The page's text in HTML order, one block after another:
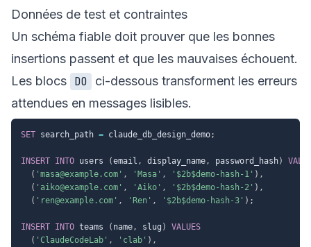
Données de test et contraintes
Un schéma fiable doit prouver que les bonnes
insertions passent et que les mauvaises échouent.
Les blocs DO
ci-dessous transforment les erreurs
attendues en messages lisibles.
SET search_path = claude_db_design_demo;
INSERT INTO users (email , display_name, password_hash)
( 'masa@example.com' , 'Masa' , '$2b$demo-hash-1' ) ,
( 'aiko@example.com' , 'Aiko' , '$2b$demo-hash-2' ) ,
( 'ren@example.com' , 'Ren' , '$2b$demo-hash-3' ) ;
INSERT INTO teams ( name, slug )
VALUES
( 'ClaudeCodeLab' , 'clab' ) ,